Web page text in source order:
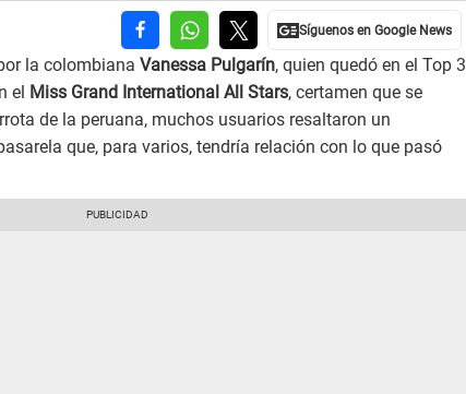
la colombiana Vanessa Pulgarín, quien quedó en el Top 3
el Miss Grand International All Stars, certamen que se
de la peruana, muchos usuarios resaltaron un
que, para varios, tendría relación con lo que pasó